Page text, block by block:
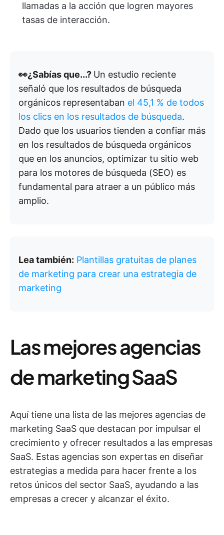
llamadas a la acción que logren mayores
tasas de interacción.
👀¿Sabías que...? Un estudio reciente
señaló que los resultados de búsqueda
orgánicos representaban el 45,1 % de todos
los clics en los resultados de búsqueda.
Dado que los usuarios tienden a confiar más
en los resultados de búsqueda orgánicos
que en los anuncios, optimizar tu sitio web
para los motores de búsqueda (SEO) es
fundamental para atraer a un público más
amplio.
Lea también: Plantillas gratuitas de planes
de marketing para crear una estrategia de
marketing
Las mejores agencias
de marketing SaaS
Aquí tiene una lista de las mejores agencias de
marketing SaaS que destacan por impulsar el
crecimiento y ofrecer resultados a las empresas
SaaS. Estas agencias son expertas en diseñar
estrategias a medida para hacer frente a los
retos únicos del sector SaaS, ayudando a las
empresas a crecer y alcanzar el éxito.